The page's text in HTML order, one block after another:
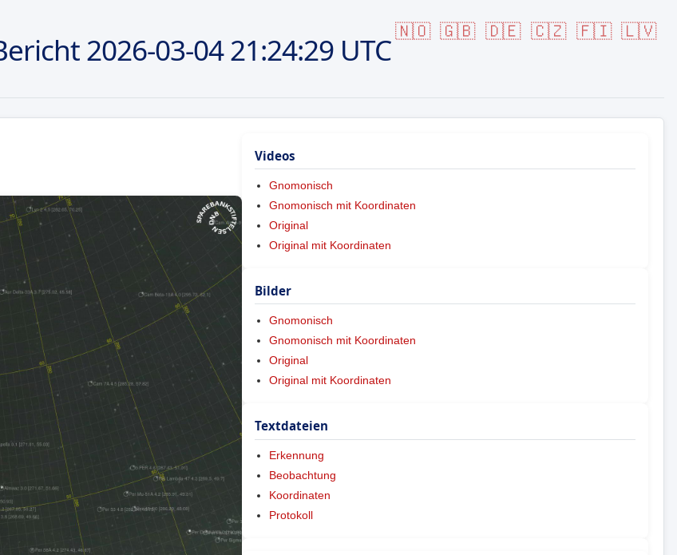
🇳🇴 🇬🇧 🇩🇪 🇨🇿 🇫🇮 🇱🇻
2026-03-0421:24:29 UTC
Videos
Gnomonisch
Gnomonisch mit Koordinaten
Original
Original mit Koordinaten
Bilder
Gnomonisch
Gnomonisch mit Koordinaten
Original
Original mit Koordinaten
Textdateien
Erkennung
Beobachtung
Koordinaten
Protokoll